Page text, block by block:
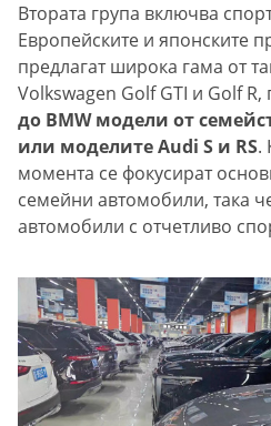
Втората група включва
Европейските и японските
предлагат широка гама от
Volkswagen Golf GTI и Golf R,
до BMW модели от
или моделите Audi S и RS.
момента се фокусират
семейни автомобили, така
автомобили с отчетливо